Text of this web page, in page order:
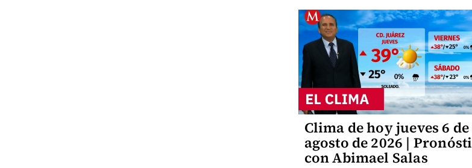
Clima de hoy jueves 6 de
agosto de 2026 |
con Abimael Salas